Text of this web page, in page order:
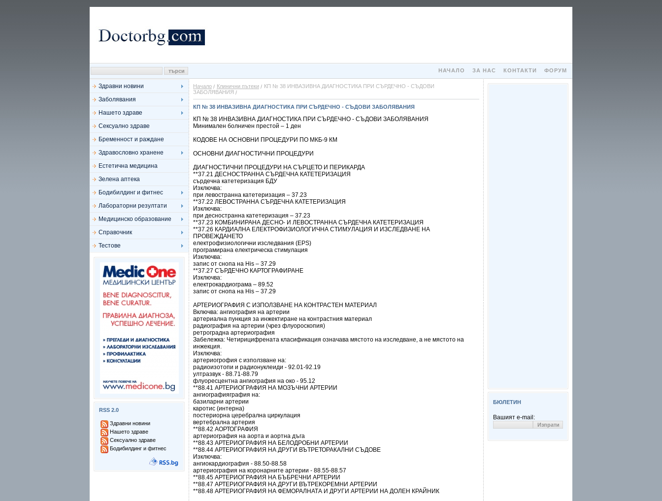
НАЧАЛО ЗА НАС КОНТАКТИ ФОРУМ
Здравни новини
Заболявания
Нашето здраве
Сексуално здраве
Бременност и раждане
Здравословно хранене
Естетична медицина
Зелена аптека
Бодибилдинг и фитнес
Лабораторни резултати
Медицинско образование
Справочник
Тестове
RSS 2.0
Здравни новини
Нашето здраве
Сексуално здраве
Бодибилдинг и фитнес
Начало Клинични пътеки
КП № 38 ИНВАЗИВНА ДИАГНОСТИКА ПРИ СЪРДЕЧНО - СЪДОВИ
ЗАБОЛЯВАНИЯ
КП № 38 ИНВАЗИВНА ДИАГНОСТИКА ПРИ СЪРДЕЧНО - СЪДОВИ ЗАБОЛЯВАНИЯ
КП № 38 ИНВАЗИВНА ДИАГНОСТИКА ПРИ СЪРДЕЧНО - СЪДОВИ ЗАБОЛЯВАНИЯ
Минимален болничен престой – 1 ден
КОДОВЕ НА ОСНОВНИ ПРОЦЕДУРИ ПО МКБ-9 КМ
ОСНОВНИ ДИАГНОСТИЧНИ ПРОЦЕДУРИ
ДИАГНОСТИЧНИ ПРОЦЕДУРИ НА СЪРЦЕТО И ПЕРИКАРДА
**37.21 ДЕСНОСТРАННА СЪРДЕЧНА КАТЕТЕРИЗАЦИЯ
сърдечна катетеризация БДУ
Изключва:
при левостранна катетеризация – 37.23
**37.22 ЛЕВОСТРАННА СЪРДЕЧНА КАТЕТЕРИЗАЦИЯ
Изключва:
при десностранна катетеризация – 37.23
**37.23 КОМБИНИРАНА ДЕСНО- И ЛЕВОСТРАННА СЪРДЕЧНА КАТЕТЕРИЗАЦИЯ
**37.26 КАРДИАЛНА ЕЛЕКТРОФИЗИОЛОГИЧНА СТИМУЛАЦИЯ И ИЗСЛЕДВАНЕ НА
ПРОВЕЖДАНЕТО
електрофизиологични изследвания (EPS)
програмирана електрическа стимулация
Изключва:
запис от снопа на His – 37.29
**37.27 СЪРДЕЧНО КАРТОГРАФИРАНЕ
Изключва:
електрокардиограма – 89.52
запис от снопа на His – 37.29
АРТЕРИОГРАФИЯ С ИЗПОЛЗВАНЕ НА КОНТРАСТЕН МАТЕРИАЛ
Включва: ангиография на артерии
артериална пункция за инжектиране на контрастния материал
радиография на артерии (чрез флуороскопия)
ретроградна артериография
Забележка: Четирицифрената класификация означава мястото на изследване, а не мястото на
инжекция.
Изключва:
артериогрофия с използване на:
радиоизотопи и радионуклеиди - 92.01-92.19
ултразвук - 88.71-88.79
флуоресцентна ангиография на око - 95.12
**88.41 АРТЕРИОГРАФИЯ НА МОЗЪЧНИ АРТЕРИИ
ангиографияграфия на:
базиларни артерии
каротис (интерна)
постериорна церебрална циркулация
вертебрална артерия
**88.42 АОРТОГРАФИЯ
артериография на аорта и аортна дъга
**88.43 АРТЕРИОГРАФИЯ НА БЕЛОДРОБНИ АРТЕРИИ
**88.44 АРТЕРИОГРАФИЯ НА ДРУГИ ВЪТРЕТОРАКАЛНИ СЪДОВЕ
Изключва:
ангиокардиография - 88.50-88.58
артериография на коронарните артерии - 88.55-88.57
**88.45 АРТЕРИОГРАФИЯ НА БЪБРЕЧНИ АРТЕРИИ
**88.47 АРТЕРИОГРАФИЯ НА ДРУГИ ВЪТРЕКОРЕМНИ АРТЕРИИ
**88.48 АРТЕРИОГРАФИЯ НА ФЕМОРАЛНАТА И ДРУГИ АРТЕРИИ НА ДОЛЕН КРАЙНИК
БЮЛЕТИН
Вашият e-mail: